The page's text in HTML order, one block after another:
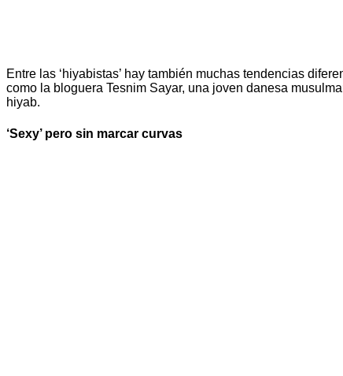
Entre las ‘hiyabistas’ hay también muchas tendencias
como la bloguera Tesnim Sayar, una joven danesa
hiyab.
‘Sexy’ pero sin marcar curvas